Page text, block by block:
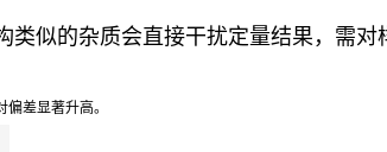
类似的杂质会直接干扰定量结果，需对
差显著升高。